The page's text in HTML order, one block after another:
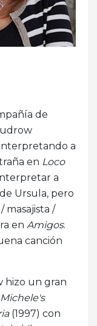
de
a
en Loco
a
Ursula, pero
masajista /
en Amigos.
canción
hizo un gran
(1997) con